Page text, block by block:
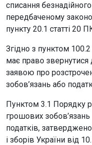
списання
передбаченому
пункту 20.1 статті 20
Згідно з пунктом
має право
заявою про
зобов’язань або
Пунктом 3.1 Порядку
грошових
податків,
і зборів України від